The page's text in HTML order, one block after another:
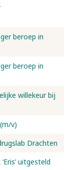
beroep in
beroep in
willekeur bij
v)
Drachten
uitgesteld